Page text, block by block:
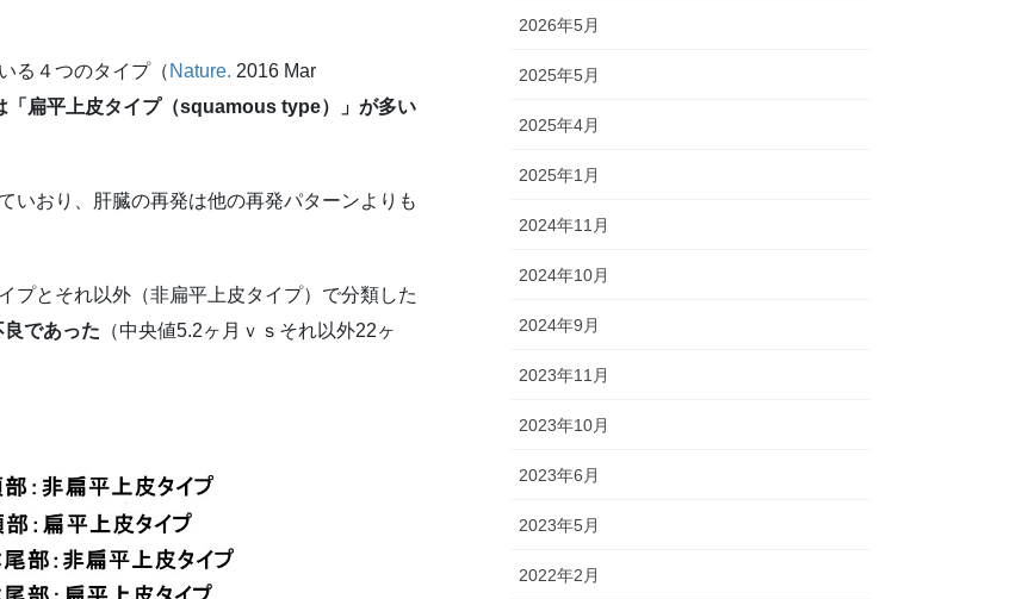
る４つのタイプ（ Nature. 2016 Mar
「扁平上皮タイプ（squamous type）」が多い
いおり、肝臓の再発は他の再発パターンよりも
とそれ以外（非扁平上皮タイプ）で分類した
であった （中央値5.2ヶ月ｖｓそれ以外22ヶ
2026年5月
2025年5月
2025年4月
2025年1月
2024年11月
2024年10月
2024年9月
2023年11月
2023年10月
2023年6月
2023年5月
2022年2月